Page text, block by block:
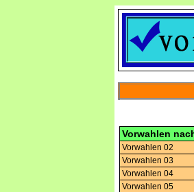
Vorwahlen
Vorwahlen 02
Vorwahlen 03
Vorwahlen 04
Vorwahlen 05